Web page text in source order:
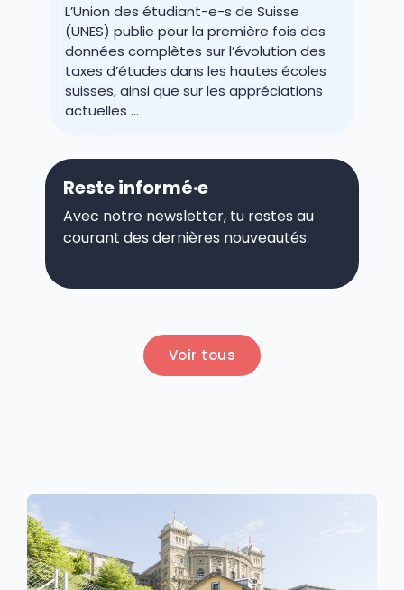
L’Union des étudiant-e-s de Suisse
(UNES) publie pour la première fois des
données complètes sur l’évolution des
taxes d’études dans les hautes écoles
suisses, ainsi que sur les appréciations
actuelles …
Reste informé·e
Avec notre newsletter, tu restes au
courant des dernières nouveautés.
Voir tous